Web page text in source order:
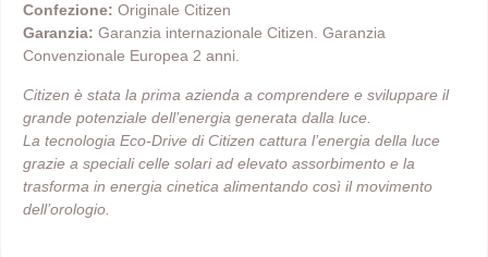
Confezione: Originale Citizen
Garanzia: Garanzia internazionale Citizen. Garanzia
Convenzionale Europea 2 anni.
Citizen è stata la prima azienda a comprendere e sviluppare il
grande potenziale dell’energia generata dalla luce.
La tecnologia Eco-Drive di Citizen cattura l’energia della luce
grazie a speciali celle solari ad elevato assorbimento e la
trasforma in energia cinetica alimentando così il movimento
dell’orologio.